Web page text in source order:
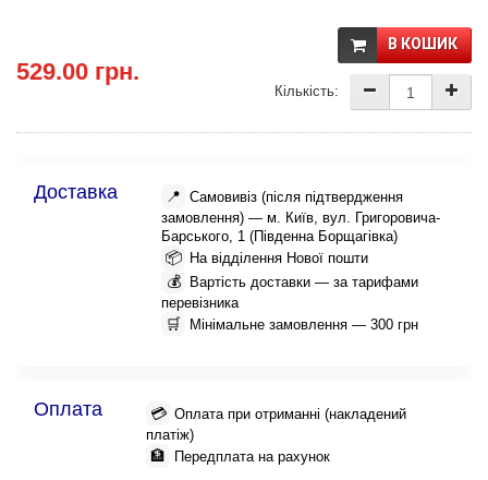
529.00 грн.
В КОШИК
Кількість:
Доставка 📍 Самовивіз (після підтвердження
замовлення) — м. Київ, вул. Григоровича-
Барського, 1 (Південна Борщагівка)
📦 На відділення Нової пошти
💰
Вартість доставки — за тарифами
перевізника
🛒 Мінімальне замовлення — 300 грн
Оплата 💳 Оплата при отриманні (накладений
платіж)
🏦 Передплата на рахунок